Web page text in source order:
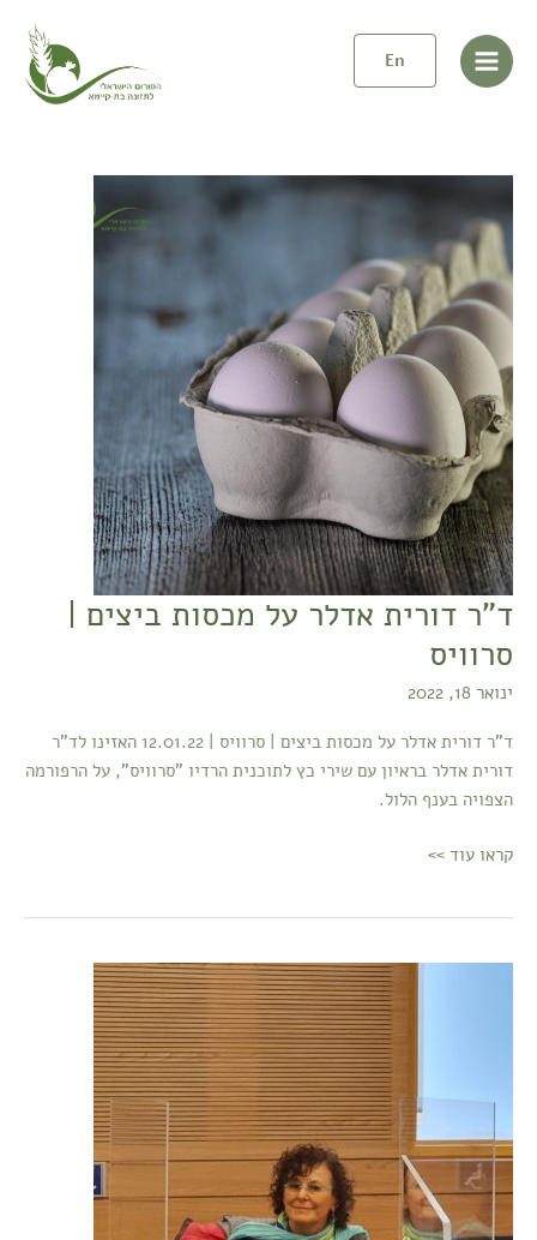
לתוכן
Menu
En
ד"ר דורית אדלר על מכסות ביצים |
סרוויס
ינואר 18, 2022
ד"ר דורית אדלר על מכסות ביצים | סרוויס | 12.01.22 האזינו לד"ר
דורית אדלר בראיון עם שירי כץ לתוכנית הרדיו "סרוויס", על הרפורמה
הצפויה בענף הלול.
ד"ר
דורית
אדלר
על
מכסות
ביצים
|
סרוויס
קראו עוד >>
והצלת
מזון
pagination